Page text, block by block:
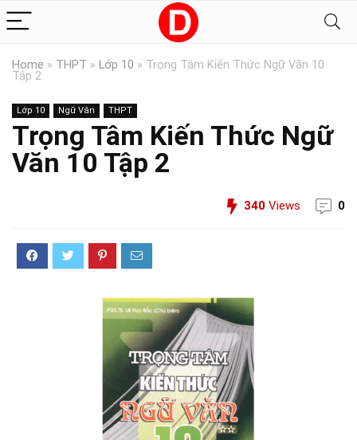
Home » THPT » Lớp 10 » Trọng Tâm Kiến Thức Ngữ Văn 10
Tập 2
Lớp 10 Ngữ Văn THPT
Trọng Tâm Kiến Thức Ngữ
Văn 10 Tập 2
340 Views 0